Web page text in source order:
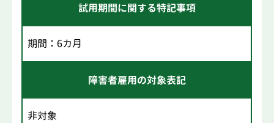
試用期間に関する特記事項
期間：6カ月
障害者雇用の対象表記
非対象